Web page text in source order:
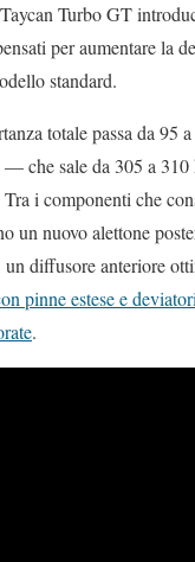
Turbo GT
per aumentare la
standard.
totale passa da 95
— che sale da 305 a
i componenti che
un nuovo alettone
diffusore anteriore
pinne estese e
.